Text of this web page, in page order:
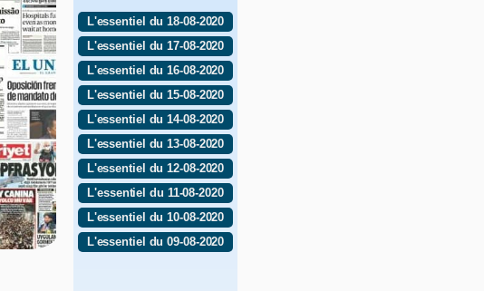
L'essentiel du 18-08-2020
L'essentiel du 17-08-2020
L'essentiel du 16-08-2020
L'essentiel du 15-08-2020
L'essentiel du 14-08-2020
L'essentiel du 13-08-2020
L'essentiel du 12-08-2020
L'essentiel du 11-08-2020
L'essentiel du 10-08-2020
L'essentiel du 09-08-2020